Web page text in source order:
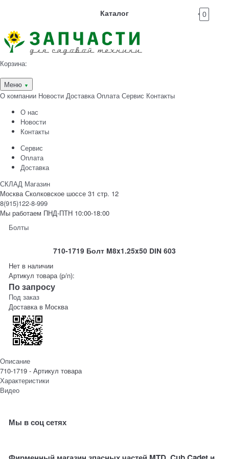
Каталог 0
Корзина:
Меню ▼
О компании Новости Доставка Оплата Сервис Контакты
О нас
Новости
Контакты
Сервис
Оплата
Доставка
СКЛАД Магазин
Москва Сколковское шоссе 31 стр. 12
8(915)122-8-999
Мы работаем ПНД-ПТН 10:00-18:00
Болты
710-1719 Болт M8x1.25x50 DIN 603
Нет в наличии
Артикул товара (p/n):
По запросу
Под заказ
Доставка в Москва
Описание
710-1719 - Артикул товара
Характеристики
Видео
Мы в соц сетях